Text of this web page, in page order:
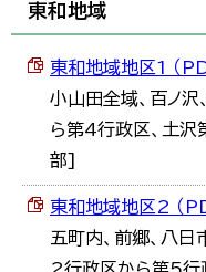
東和地域
東和地域地区1 （
小山田全域、百ノ
ら第4行政区、土
部]
東和地域地区2 （
五町内、前郷、八